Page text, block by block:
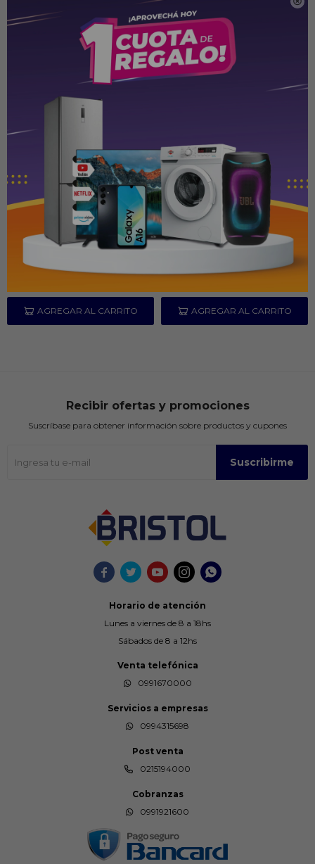
Parlante WIN MB-207 Bluetooth
110W TWS Radio FM USB Batería
8000mAh
PYG 829.000
Parlante WIN P-810 Bluetooth 60W
TWS Radio FM USB Batería
Recargable
PYG 1.059.000
    
Horario de atención
Lunes a viernes de 8 a 18hs
Sábados de 8 a 12hs
Venta telefónica
0991670000
Servicios a empresas
0994315698
Post venta
0215194000
Cobranzas
0991921600
Recibir ofertas y promociones
Suscríbase para obtener información sobre productos y cupones
Suscribirme